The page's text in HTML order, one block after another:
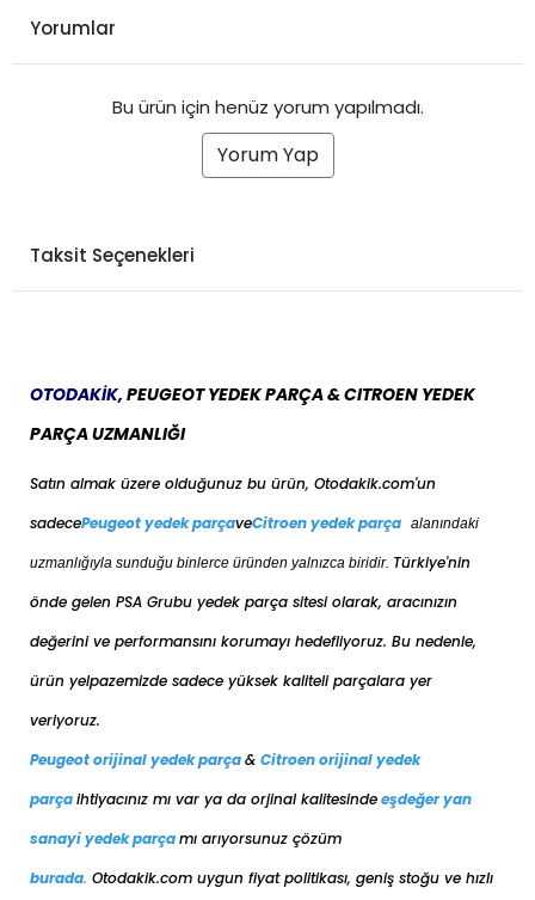
Yorumlar
Bu ürün için henüz yorum yapılmadı.
Yorum Yap
Taksit Seçenekleri
OTODAKİK, PEUGEOT YEDEK PARÇA & CITROEN YEDEK
PARÇA UZMANLIĞI
Satın almak üzere olduğunuz bu ürün, Otodakik.com'un
sadecePeugeot yedek parçaveCitroen yedek parça alanındaki
uzmanlığıyla sunduğu binlerce üründen yalnızca biridir. Türkiye'nin
önde gelen PSA Grubu yedek parça sitesi olarak, aracınızın
değerini ve performansını korumayı hedefliyoruz. Bu nedenle,
ürün yelpazemizde sadece yüksek kaliteli parçalara yer
veriyoruz.
Peugeot orijinal yedek parça& Citroen orijinal yedek
parçaihtiyacınız mı var ya da orjinal kalitesindeeşdeğeryan
sanayi yedek parçamı arıyorsunuz çözüm
burada. Otodakik.com uygun fiyat politikası, geniş stoğu ve hızlı